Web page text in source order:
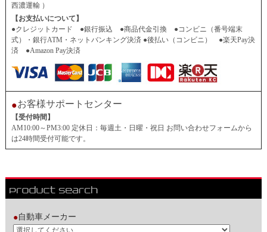
西濃運輸 ）
【お支払いについて】
●クレジットカード ●銀行振込 ●商品代金引換 ●コンビニ（番号端末
式）・銀行ATM・ネットバンキング決済 ●後払い（コンビニ） ●楽天Pay決
済 ●Amazon Pay決済
●お客様サポートセンター
【受付時間】
AM10:00～PM3:00 定休日：毎週土・日曜・祝日 お問い合わせフォームから
は24時間受付可能です。
●自動車メーカー